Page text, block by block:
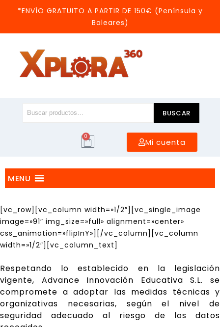
*ENVÍO GRATUITO A PARTIR DE 150€ (Península y
Baleares)
BUSCAR
0
Mi cuenta
MENU
[vc_row][vc_column width=»1/2″][vc_single_image
image=»91″ img_size=»full» alignment=»center»
css_animation=»flipInY»][/vc_column][vc_column
width=»1/2″][vc_column_text]
Respetando lo establecido en la legislación
vigente, Advance Innovación Educativa S.L. se
compromete a adoptar las medidas técnicas y
organizativas necesarias, según el nivel de
seguridad adecuado al riesgo de los datos